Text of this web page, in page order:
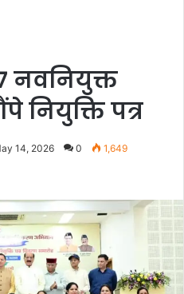
नवनियुक्त
नियुक्ति पत्र
14, 2026 0 1,649